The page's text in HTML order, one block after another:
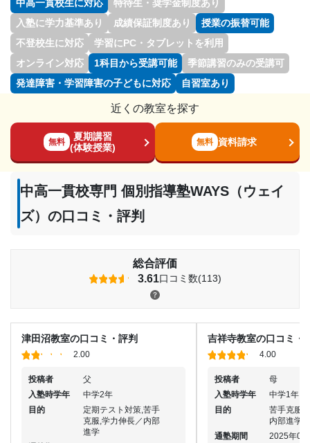
中高一貫校生に対応
特待生・奨学金制度あり
入塾に学力基準あり
成績保証制度あり
授業の振替可能
不登校生に対応
学習にPC・タブレットを利用
オンライン対応
1科目から受講可能
季節講習のみの受講可
発達障害・学習障害の子どもに対応
自習室あり
近くの教室を探す
無料
夏期講習
(体験授業)
無料 資料請求
中高一貫校専門 個別指導塾WAYS（ウェイ
ズ）の口コミ・評判
総合評価
3.61口コミ数(113)
津田沼教室の口コミ・評判
2.00
投稿者
父
入塾時学年
中学2年
目的
定期テスト対策,苦手
克服,学力伸長／内部
進学
吉祥寺教室の口コミ・
4.00
投稿者
母
入塾時学年
中学1年
目的
苦手克服,
内部進学
通塾期間
2025年07